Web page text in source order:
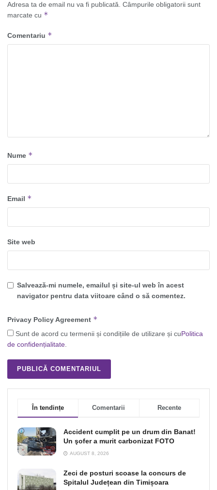
Adresa ta de email nu va fi publicată. Câmpurile obligatorii sunt
marcate cu *
Comentariu *
Nume *
Email *
Site web
Salvează-mi numele, emailul și site-ul web în acest
navigator pentru data viitoare când o să comentez.
Privacy Policy Agreement *
Sunt de acord cu termenii și condițiile de utilizare și cuPolitica
de confidențialitate.
În tendințe Comentarii Recente
Accident cumplit pe un drum din Banat!
Un şofer a murit carbonizat FOTO
AUGUST 8, 2026
Zeci de posturi scoase la concurs de
Spitalul Județean din Timișoara